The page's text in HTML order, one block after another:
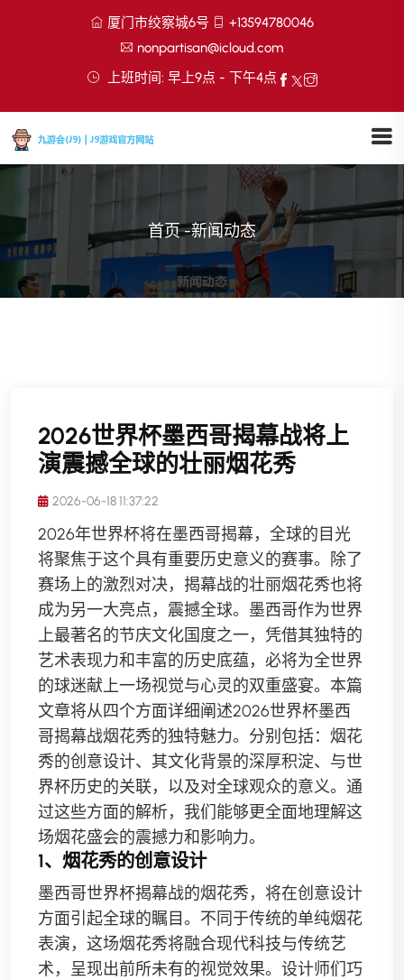
厦门市绞察城6号
+13594780046
nonpartisan@icloud.com
上班时间: 早上9点 - 下午4点
首页-新闻动态
2026世界杯墨西哥揭幕战将上
演震撼全球的壮丽烟花秀
2026-06-18 11:37:22
2026年世界杯将在墨西哥揭幕，全球的目光
将聚焦于这个具有重要历史意义的赛事。除了
赛场上的激烈对决，揭幕战的壮丽烟花秀也将
成为另一大亮点，震撼全球。墨西哥作为世界
上最著名的节庆文化国度之一，凭借其独特的
艺术表现力和丰富的历史底蕴，必将为全世界
的球迷献上一场视觉与心灵的双重盛宴。本篇
文章将从四个方面详细阐述2026世界杯墨西
哥揭幕战烟花秀的独特魅力。分别包括：烟花
秀的创意设计、其文化背景的深厚积淀、与世
界杯历史的关联，以及对全球观众的意义。通
过这些方面的解析，我们能够更全面地理解这
场烟花盛会的震撼力和影响力。
1、烟花秀的创意设计
墨西哥世界杯揭幕战的烟花秀，将在创意设计
方面引起全球的瞩目。不同于传统的单纯烟花
表演，这场烟花秀将融合现代科技与传统艺
术，呈现出前所未有的视觉效果。设计师们巧